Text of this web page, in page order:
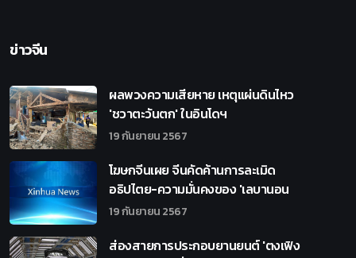
ข่าวจีน
ผลพวงความเสียหาย เหตุแผ่นดินไหว
'ชวาตะวันตก' ในอินโดฯ
19 กันยายน 2567
โฆษกจีนเผย จีนคัดค้านการละเมิด
อธิปไตย-ความมั่นคงของ 'เลบานอน
19 กันยายน 2567
ส่องสายการประกอบยานยนต์ 'ตงเฟิง